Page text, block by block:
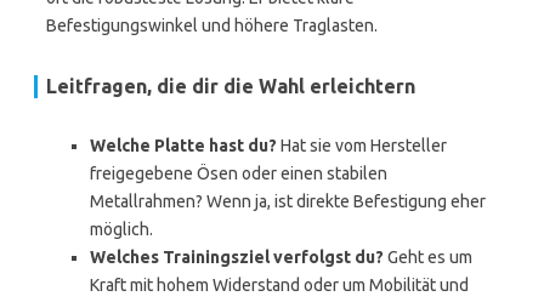
Befestigungswinkel und höhere Traglasten.
Leitfragen, die dir die Wahl erleichtern
Welche Platte hast du? Hat sie vom Hersteller
freigegebene Ösen oder einen stabilen
Metallrahmen? Wenn ja, ist direkte Befestigung eher
möglich.
Welches Trainingsziel verfolgst du? Geht es um
Kraft mit hohem Widerstand oder um Mobilität und